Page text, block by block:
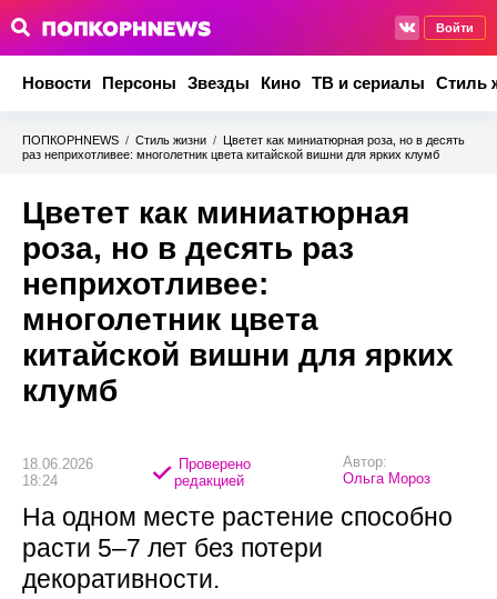
Войти
Новости Персоны Звезды Кино ТВ и сериалы Стиль
ПОПКОРНNEWS / Стиль жизни / Цветет как миниатюрная роза, но в десять
раз неприхотливее: многолетник цвета китайской вишни для ярких клумб
Цветет как миниатюрная
роза, но в десять раз
неприхотливее:
многолетник цвета
китайской вишни для ярких
клумб
18.06.2026
18:24
Проверено
редакцией
Автор:
Ольга Мороз
На одном месте растение способно
расти 5–7 лет без потери
декоративности.